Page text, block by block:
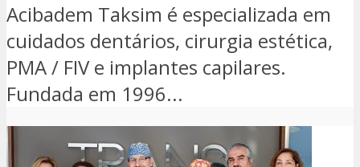
Acibadem Taksim é especializada em
cuidados dentários, cirurgia estética,
PMA / FIV e implantes capilares.
Fundada em 1996...